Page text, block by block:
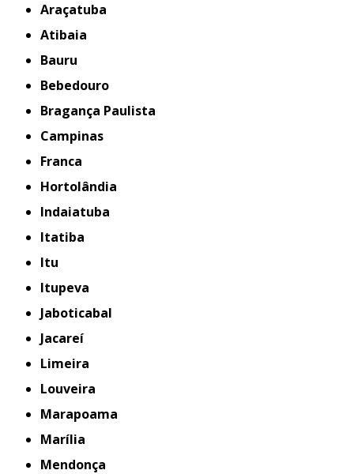
Araçatuba
Atibaia
Bauru
Bebedouro
Bragança Paulista
Campinas
Franca
Hortolândia
Indaiatuba
Itatiba
Itu
Itupeva
Jaboticabal
Jacareí
Limeira
Louveira
Marapoama
Marília
Mendonça